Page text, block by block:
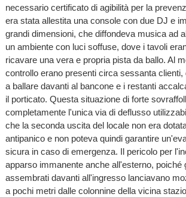
necessario certificato di agibilità per la
era stata allestita una console con due DJ e
grandi dimensioni, che diffondeva musica ad
un ambiente con luci soffuse, dove i tavoli
ricavare una vera e propria pista da ballo. Al
controllo erano presenti circa sessanta clienti,
a ballare davanti al bancone e i restanti
il porticato. Questa situazione di forte
completamente l'unica via di deflusso
che la seconda uscita del locale non era
antipanico e non poteva quindi garantire
sicura in caso di emergenza. Il pericolo per
apparso immanente anche all'esterno, poiché
assembrati davanti all'ingresso lanciavano
a pochi metri dalle colonnine della vicina